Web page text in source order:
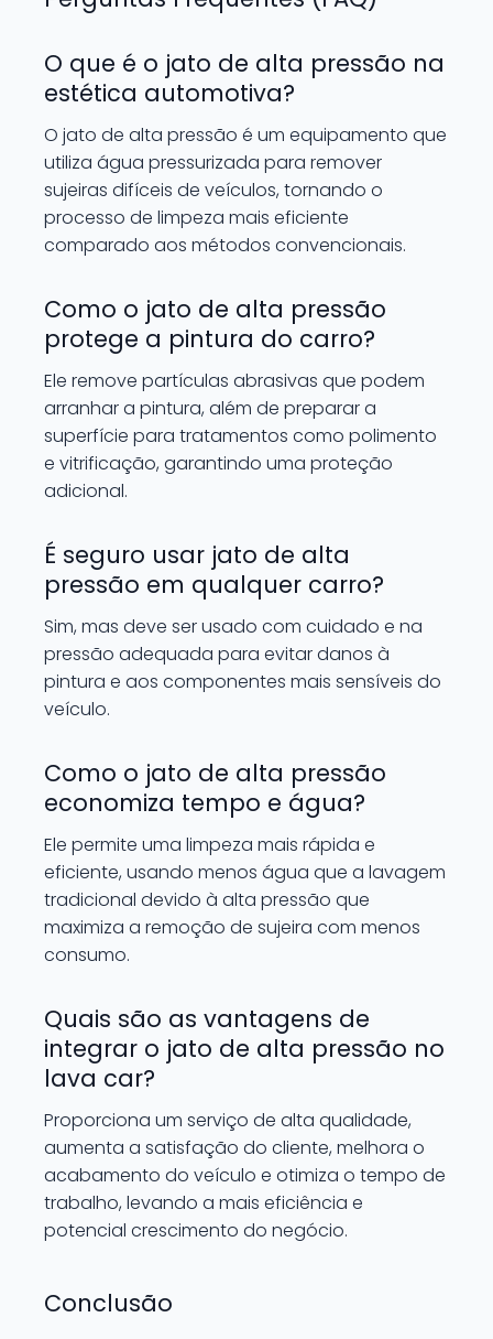
O que é o jato de alta pressão na
estética automotiva?
O jato de alta pressão é um equipamento que
utiliza água pressurizada para remover
sujeiras difíceis de veículos, tornando o
processo de limpeza mais eficiente
comparado aos métodos convencionais.
Como o jato de alta pressão
protege a pintura do carro?
Ele remove partículas abrasivas que podem
arranhar a pintura, além de preparar a
superfície para tratamentos como polimento
e vitrificação, garantindo uma proteção
adicional.
É seguro usar jato de alta
pressão em qualquer carro?
Sim, mas deve ser usado com cuidado e na
pressão adequada para evitar danos à
pintura e aos componentes mais sensíveis do
veículo.
Como o jato de alta pressão
economiza tempo e água?
Ele permite uma limpeza mais rápida e
eficiente, usando menos água que a lavagem
tradicional devido à alta pressão que
maximiza a remoção de sujeira com menos
consumo.
Quais são as vantagens de
integrar o jato de alta pressão no
lava car?
Proporciona um serviço de alta qualidade,
aumenta a satisfação do cliente, melhora o
acabamento do veículo e otimiza o tempo de
trabalho, levando a mais eficiência e
potencial crescimento do negócio.
Conclusão